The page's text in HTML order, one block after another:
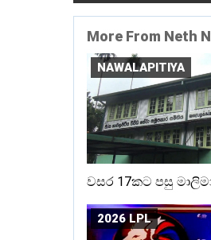
More From Neth
NAWALAPITIYA
වසර 17කට පසු
2026 LPL